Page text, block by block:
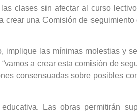
clases sin afectar al curso
una Comisión de seguimiento
implique las mínimas molestias y
a crear esta comisión de
consensuadas sobre posibles
Las obras permitirán